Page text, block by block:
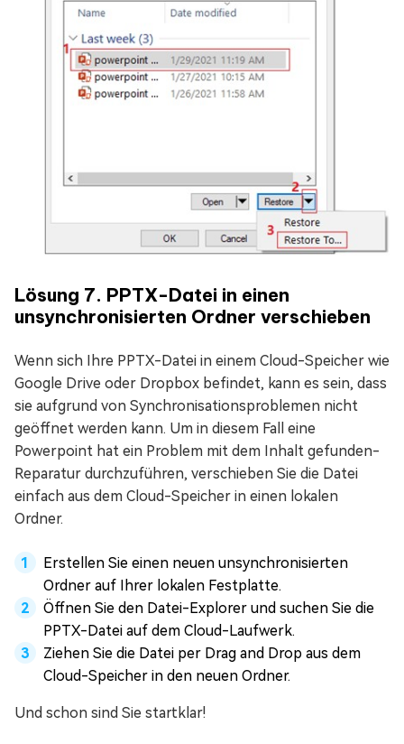
Lösung 7. PPTX-Datei in einen
unsynchronisierten Ordner verschieben
Wenn sich Ihre PPTX-Datei in einem Cloud-Speicher wie
Google Drive oder Dropbox befindet, kann es sein, dass
sie aufgrund von Synchronisationsproblemen nicht
geöffnet werden kann. Um in diesem Fall eine
Powerpoint hat ein Problem mit dem Inhalt gefunden-
Reparatur durchzuführen, verschieben Sie die Datei
einfach aus dem Cloud-Speicher in einen lokalen
Ordner.
Erstellen Sie einen neuen unsynchronisierten
Ordner auf Ihrer lokalen Festplatte.
Öffnen Sie den Datei-Explorer und suchen Sie die
PPTX-Datei auf dem Cloud-Laufwerk.
Ziehen Sie die Datei per Drag and Drop aus dem
Cloud-Speicher in den neuen Ordner.
Und schon sind Sie startklar!